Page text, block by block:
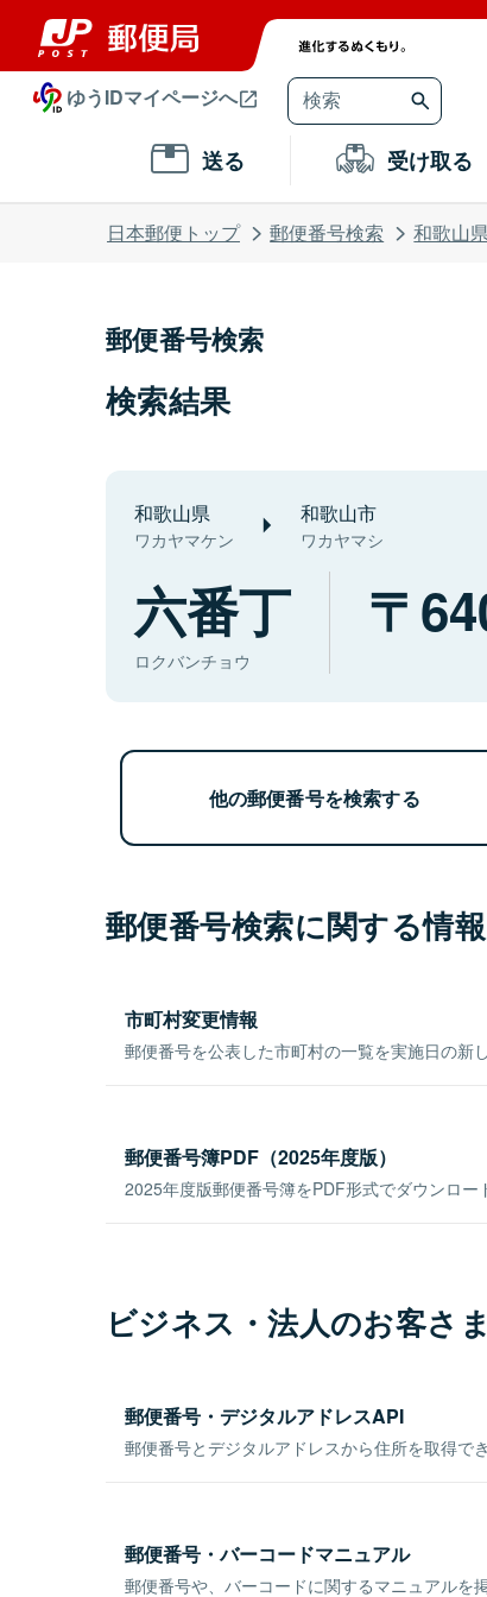
ゆうIDマイページへ
送る 受け取る
日本郵便トップ 郵便番号検索 和歌山
郵便番号検索
検索結果
和歌山県
ワカヤマケン
和歌山市
ワカヤマシ
六番丁
ロクバンチョウ
他の郵便番号を検索する
郵便番号検索に関する情報
市町村変更情報
郵便番号を公表した市町村の一覧を実施日の新
郵便番号簿PDF（2025年度版）
2025年度版郵便番号簿をPDF形式でダウンロー
ビジネス・法人のお客さ
郵便番号・デジタルアドレスAPI
郵便番号とデジタルアドレスから住所を取得で
郵便番号・バーコードマニュアル
郵便番号や、バーコードに関するマニュアルを